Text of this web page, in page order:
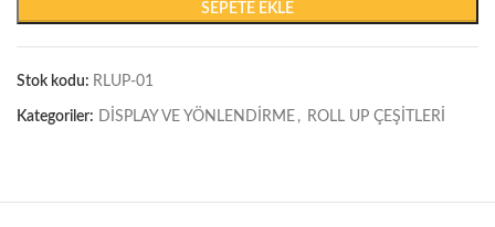
SEPETE EKLE
Stok kodu: RLUP-01
Kategoriler: DİSPLAY VE YÖNLENDİRME , ROLL UP ÇEŞİTLERİ